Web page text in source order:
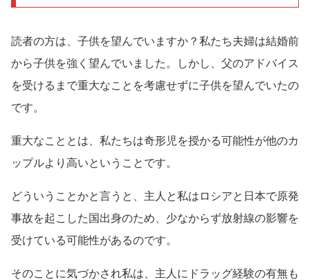
読者の方は、子供を望んでいますか？私たち夫婦は結婚前
から子供を強く望んでいました。しかし、父のアドバイス
を受けるまで重大なことを考慮せずに子供を望んでいたの
です。
重大なこととは、私たちは奇形児を授かる可能性が他のカ
ップルより高いということです。
どういうことかと言うと、主人と私はロシアと日本で原発
事故を起こした国出身のため、少なからず放射線の影響を
受けている可能性があるのです。
そのことに気づかされ私は、主人にドラッグ経験の有無も